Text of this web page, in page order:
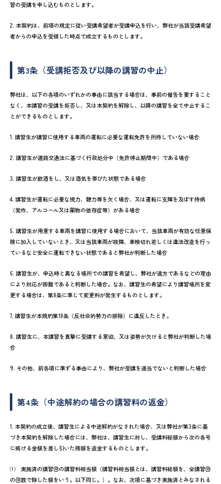
習の受講を申し込むものとします。
2. 本契約は、前項の規定に従い受講希望者が受講申込を行い、弊社が当該受講希望
者からの申込を受領した時点で成立するものとします。
第3条（受講拒否及び以降の講習の中止）
弊社は、以下の各項のいずれかの事由に該当する場合は、事前の催告を要すること
なく、本講習の受講を拒否し、又は本契約を解除し、以降の講習を全て中止するこ
とができるものとします。
1. 講習生が講習に使用する車両の運転に必要な運転免許を所持していない場合
2. 講習生が道路交通法に基づく行政処分中（免許停止期間中）である場合
3. 講習生が飲酒をし、又は酒気を帯びた状態である場合
4. 講習生が運転に必要な視力、聴力等を欠く場合、又は運転に支障を及ぼす持病
（発作、アルコール又は薬物の依存症等）がある場合
5. 講習生が用意する車両を講習に使用する場合において、当該車両が有効な任意保
険に加入していないとき、又は当該車両が故障、車検切れ若しくは違法改造を行っ
ているなど安全に運転できない状態であると弊社が判断した場合
6. 講習生が、申込時と異なる場所での講習を希望し、弊社が遠方であるなどの理由
により対応が困難であると判断した場合。なお、講習生の希望により講習場所を変
更する場合は、第8条に準じて変更料が発生するものとします。
7. 講習生が本規約第18条（反社会的勢力の排除）に違反したとき。
8. 講習生に、本講習を真摯に受講する意欲、又は姿勢が欠けると弊社が判断した場
合
9. その他、前各項に準ずる事由により、弊社が受講を適当でないと判断した場合
第4条（中途解約の場合の講習料の返金）
1. 本契約の成立後、講習生による中途解約がなされた場合、又は弊社が第3条に基
づき本契約を解除した場合には、弊社は、講習生に対し、受講料総額から次の各号
に掲げる金額を差し引いた残額を返金するものとします。
⑴ 実施済の講習回の講習料相当額（講習料相当額とは、講習料総額を、全講習回
の回数で除した額をいう。以下同じ。）。なお、次項に基づき実施済とみなされる